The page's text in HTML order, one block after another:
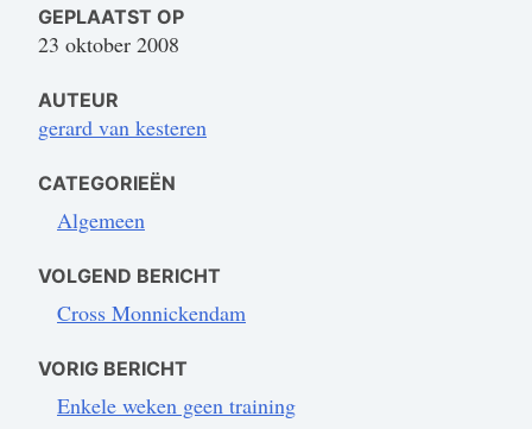
GEPLAATST OP
23 oktober 2008
AUTEUR
gerard van kesteren
CATEGORIEËN
Algemeen
VOLGEND BERICHT
Cross Monnickendam
VORIG BERICHT
Enkele weken geen training